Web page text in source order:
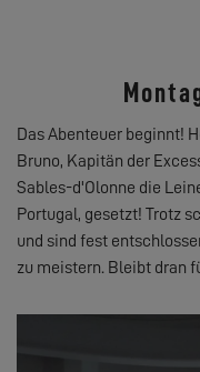
Das Abenteuer beginnt!
Bruno, Kapitän der
Sables-d'Olonne die
Portugal, gesetzt! Trotz
und sind fest
zu meistern. Bleibt dran